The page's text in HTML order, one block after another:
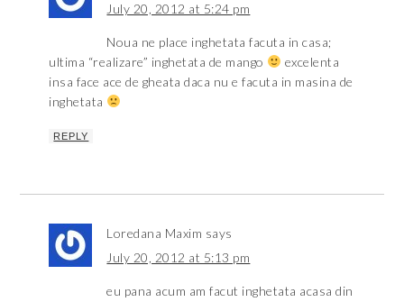
July 20, 2012 at 5:24 pm
Noua ne place inghetata facuta in casa;
ultima “realizare” inghetata de mango
excelenta
insa face ace de gheata daca nu e facuta in masina de
inghetata
REPLY
Loredana Maxim says
July 20, 2012 at 5:13 pm
eu pana acum am facut inghetata acasa din